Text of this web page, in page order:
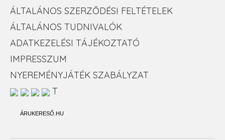
ÁLTALÁNOS SZERZŐDÉSI FELTÉTELEK
ÁLTALÁNOS TUDNIVALÓK
ADATKEZELÉSI TÁJÉKOZTATÓ
IMPRESSZUM
NYEREMÉNYJÁTÉK SZABÁLYZAT
T
ÁRUKERESŐ.HU